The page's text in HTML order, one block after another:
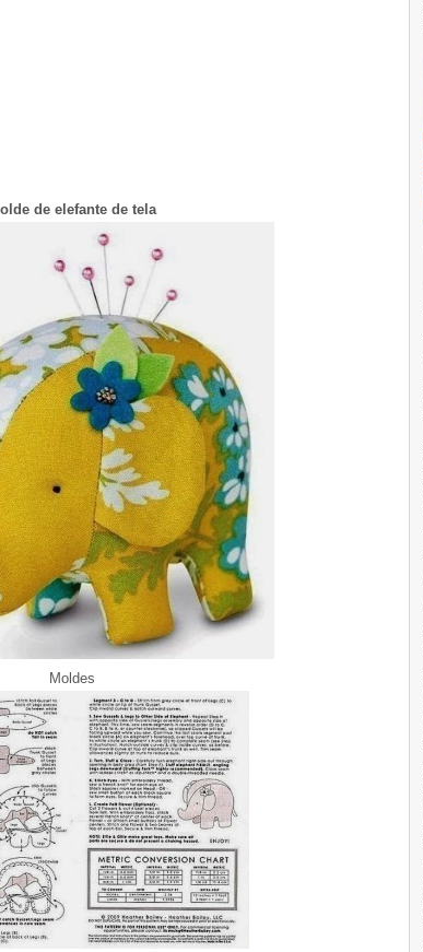
de elefante de tela
Moldes